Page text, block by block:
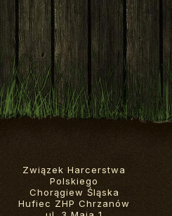
Związek Harcerstwa
Polskiego
Chorągiew Śląska
Hufiec ZHP Chrzanów